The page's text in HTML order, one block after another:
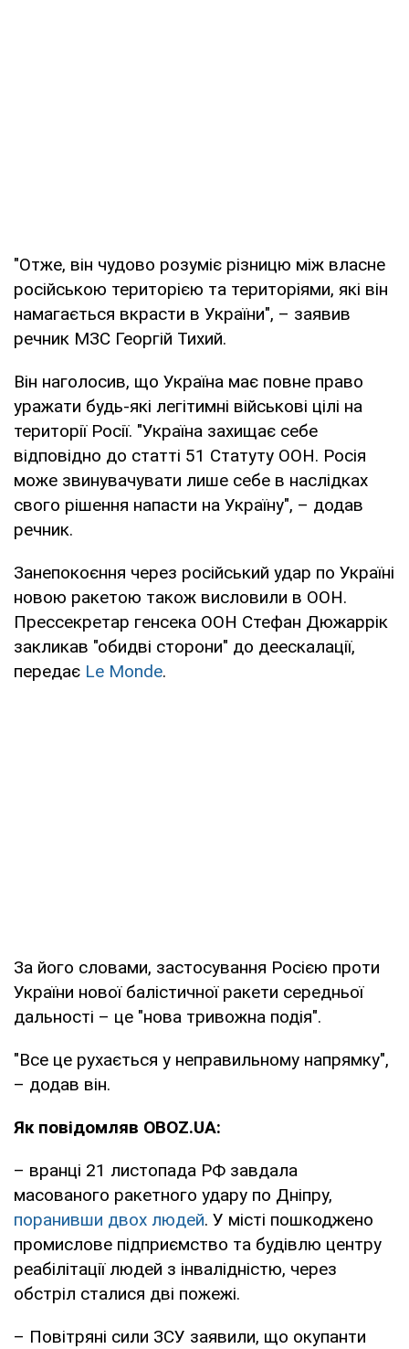
"Отже, він чудово розуміє різницю між власне
російською територією та територіями, які він
намагається вкрасти в України", – заявив
речник МЗС Георгій Тихий.
Він наголосив, що Україна має повне право
уражати будь-які легітимні військові цілі на
території Росії. "Україна захищає себе
відповідно до статті 51 Статуту ООН. Росія
може звинувачувати лише себе в наслідках
свого рішення напасти на Україну", – додав
речник.
Занепокоєння через російський удар по Україні
новою ракетою також висловили в ООН.
Прессекретар генсека ООН Стефан Дюжаррік
закликав "обидві сторони" до деескалації,
передає Le Monde.
За його словами, застосування Росією проти
України нової балістичної ракети середньої
дальності – це "нова тривожна подія".
"Все це рухається у неправильному напрямку",
– додав він.
Як повідомляв OBOZ.UA:
– вранці 21 листопада РФ завдала
масованого ракетного удару по Дніпру,
поранивши двох людей. У місті пошкоджено
промислове підприємство та будівлю центру
реабілітації людей з інвалідністю, через
обстріл сталися дві пожежі.
– Повітряні сили ЗСУ заявили, що окупанти